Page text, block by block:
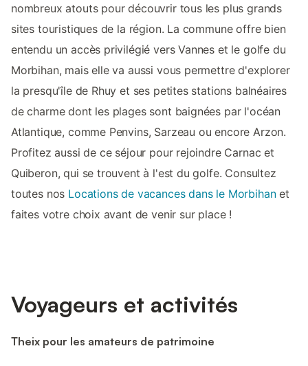
nombreux atouts pour découvrir tous les plus grands
sites touristiques de la région. La commune offre bien
entendu un accès privilégié vers Vannes et le golfe du
Morbihan, mais elle va aussi vous permettre d'explorer
la presqu'île de Rhuy et ses petites stations balnéaires
de charme dont les plages sont baignées par l'océan
Atlantique, comme Penvins, Sarzeau ou encore Arzon.
Profitez aussi de ce séjour pour rejoindre Carnac et
Quiberon, qui se trouvent à l'est du golfe. Consultez
toutes nos Locations de vacances dans le Morbihanet
faites votre choix avant de venir sur place !
Voyageurs et activités
Theix pour les amateurs de patrimoine